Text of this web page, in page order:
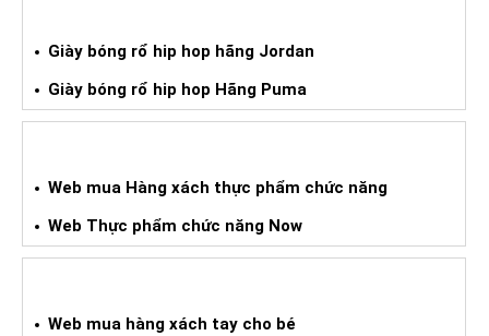
Giày bóng rổ hip hop hãng Jordan
Giày bóng rổ hip hop Hãng Puma
Web mua Hàng xách thực phẩm chức năng
Web Thực phẩm chức năng Now
Web mua hàng xách tay cho bé